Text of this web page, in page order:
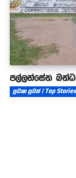
පල්ලන්සේන
ප්‍රධාන පුවත් | Top Stories